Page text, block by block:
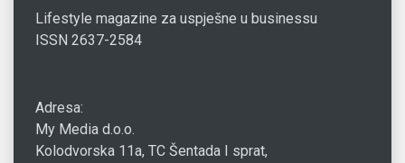
Lifestyle magazine za uspješne u businessu
ISSN 2637-2584
Adresa:
My Media d.o.o.
Kolodvorska 11a, TC Šentada I sprat,